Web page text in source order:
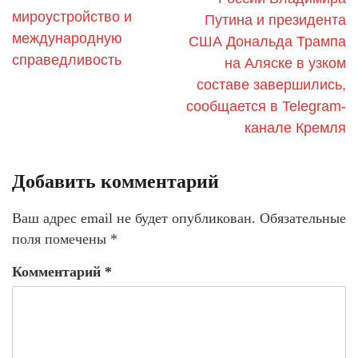
мироустройство и
международную
справедливость
Путина и президента
США Дональда Трампа
на Аляске в узком
составе завершились,
сообщается в Telegram-
канале Кремля
Добавить комментарий
Ваш адрес email не будет опубликован. Обязательные
поля помечены *
Комментарий *